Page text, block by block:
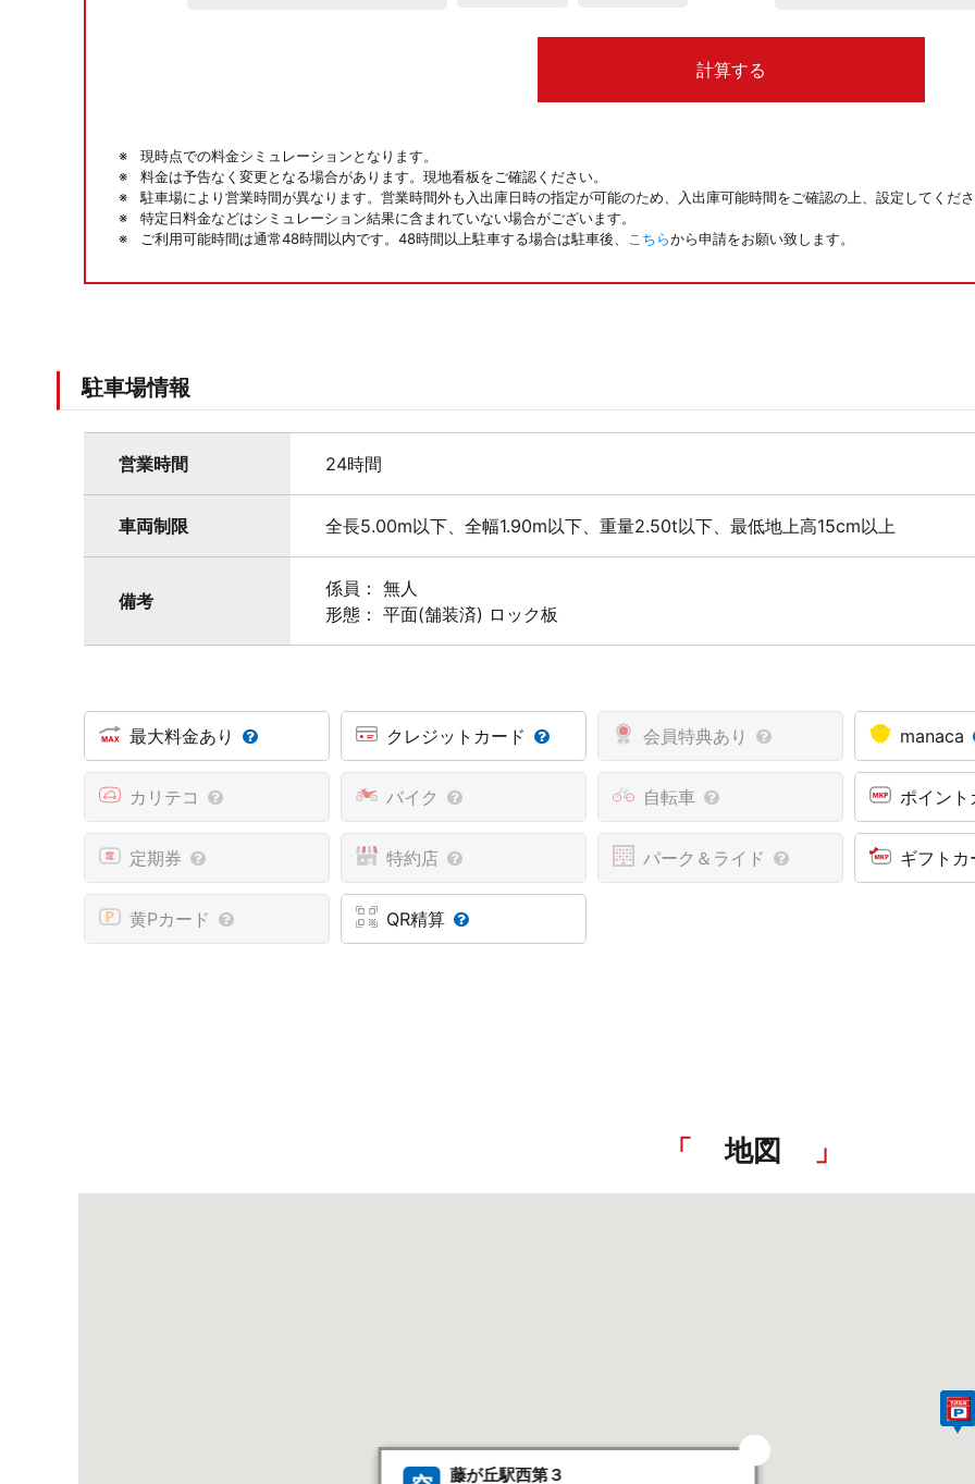
計算する
現時点での料金シミュレーションとなります。
料金は予告なく変更となる場合があります。現地看板をご確認ください。
駐車場により営業時間が異なります。営業時間外も入出庫日時の指定が可能のため、入出庫可能時間をご確認の上、設定してくだ
特定日料金などはシミュレーション結果に含まれていない場合がございます。
ご利用可能時間は通常48時間以内です。48時間以上駐車する場合は駐車後、
こちらから申請をお願い致します。
駐車場情報
営業時間 24時間
車両制限 全長5.00m以下、全幅1.90m以下、重量2.50t以下、最低地上高15cm以上
備考
係員： 無人
形態： 平面(舗装済) ロック板
最大料金あり クレジットカード 会員特典あり manaca
カリテコ バイク 自転車 ポイン
定期券 特約店 パーク＆ライド ギフト
黄Pカード QR精算
地図
藤が丘駅西第３